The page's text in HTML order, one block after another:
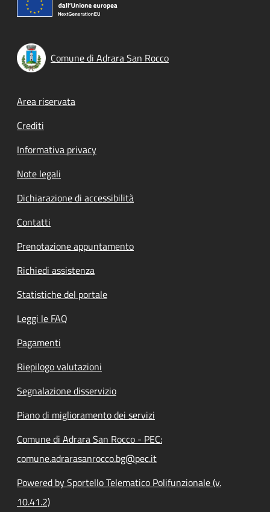
Comune di Adrara San Rocco
Footer menu
Area riservata
Crediti
Informativa privacy
Note legali
Dichiarazione di accessibilità
Contatti
Prenotazione appuntamento
Richiedi assistenza
Statistiche del portale
Leggi le FAQ
Pagamenti
Riepilogo valutazioni
Segnalazione disservizio
Piano di miglioramento dei servizi
Comune di Adrara San Rocco - PEC:
comune.adrarasanrocco.bg@pec.it
Powered by Sportello Telematico Polifunzionale (v.
10.41.2)